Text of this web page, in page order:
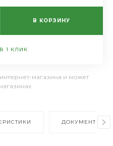
В КОРЗИНУ
1 КЛИК
магазина и может
ДОКУМЕНТЫ